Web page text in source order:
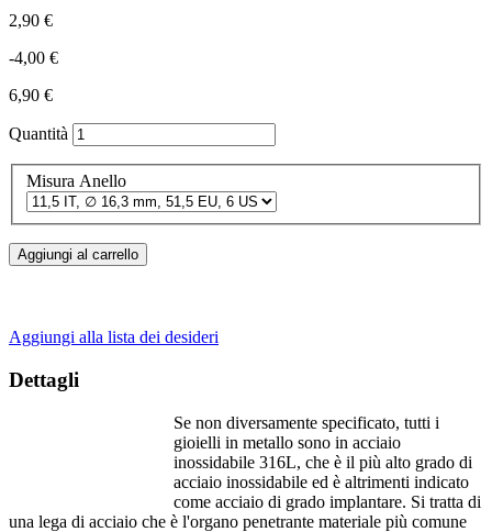
2,90 €
-4,00 €
6,90 €
Quantità
Misura Anello
Aggiungi al carrello
Aggiungi alla lista dei desideri
Dettagli
Se non diversamente specificato, tutti i
gioielli in metallo sono in acciaio
inossidabile 316L, che è il più alto grado di
acciaio inossidabile ed è altrimenti indicato
come acciaio di grado implantare. Si tratta di
una lega di acciaio che è l'organo penetrante materiale più comune